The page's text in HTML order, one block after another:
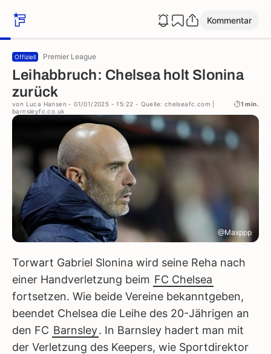
Kommentar
Offiziell Premier League
Leihabbruch: Chelsea holt Slonina
zurück
von Luca Hansen - 01/01/2025 - 15:22 - Quelle: chelseafc.com |
barnsleyfc.co.uk
1 min.
@Maxppp
Torwart Gabriel Slonina wird seine Reha nach
einer Handverletzung beim FC Chelsea
fortsetzen. Wie beide Vereine bekanntgeben,
beendet Chelsea die Leihe des 20-Jährigen an
den FC Barnsley. In Barnsley hadert man mit
der Verletzung des Keepers, wie Sportdirektor